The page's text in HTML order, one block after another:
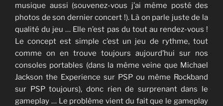
musique aussi (souvenez-vous j’ai même posté des
photos de son dernier concert !). Là on parle juste de la
qualité du jeu … Elle n’est pas du tout au rendez-vous !
Le concept est simple c’est un jeu de rythme, tout
comme on en trouve toujours aujourd’hui sur nos
consoles portables (dans la même veine que Michael
Jackson the Experience sur PSP ou même Rockband
sur PSP toujours), donc rien de surprenant dans le
gameplay … Le problème vient du fait que le gameplay